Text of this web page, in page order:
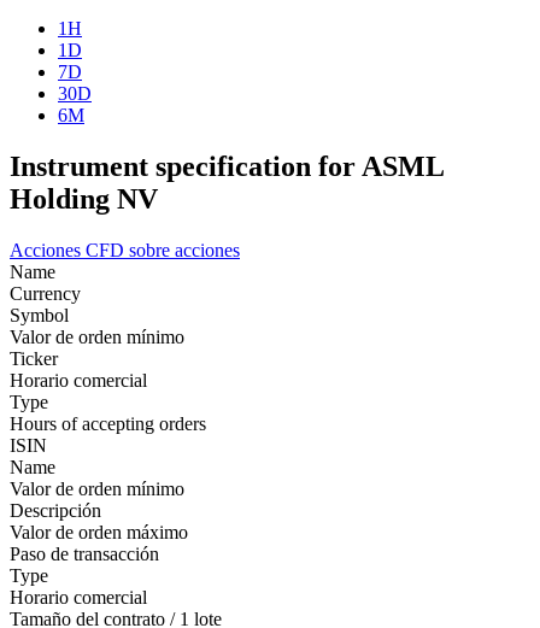
1H
1D
7D
30D
6M
Instrument specification for ASML
Holding NV
Acciones CFD sobre acciones
Name
Currency
Symbol
Valor de orden mínimo
Ticker
Horario comercial
Type
Hours of accepting orders
ISIN
Name
Valor de orden mínimo
Descripción
Valor de orden máximo
Paso de transacción
Type
Horario comercial
Tamaño del contrato / 1 lote